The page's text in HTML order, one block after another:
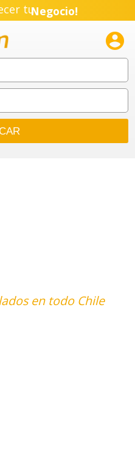
tuNegocio!
Emprendimiento!

en todo Chile